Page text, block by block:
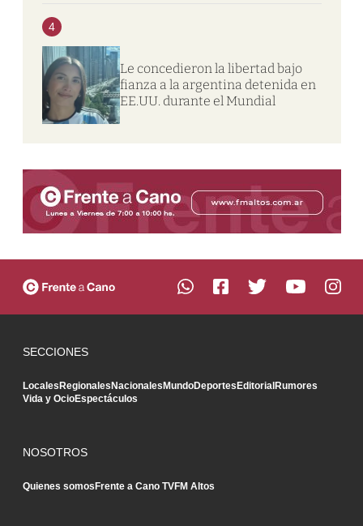
4
Le concedieron la libertad bajo
fianza a la argentina detenida en
EE.UU. durante el Mundial
SECCIONES
LocalesRegionalesNacionalesMundoDeportesEditorialRumores
Vida y OcioEspectáculos
NOSOTROS
Quienes somosFrente a Cano TVFM Altos